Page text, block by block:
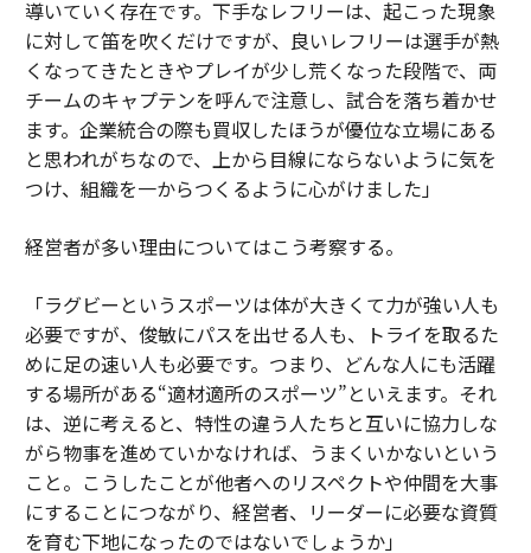
導いていく存在です。下手なレフリーは、起こった現象
に対して笛を吹くだけですが、良いレフリーは選手が熱
くなってきたときやプレイが少し荒くなった段階で、両
チームのキャプテンを呼んで注意し、試合を落ち着かせ
ます。企業統合の際も買収したほうが優位な立場にある
と思われがちなので、上から目線にならないように気を
つけ、組織を一からつくるように心がけました」
経営者が多い理由についてはこう考察する。
「ラグビーというスポーツは体が大きくて力が強い人も
必要ですが、俊敏にパスを出せる人も、トライを取るた
めに足の速い人も必要です。つまり、どんな人にも活躍
する場所がある“適材適所のスポーツ”といえます。それ
は、逆に考えると、特性の違う人たちと互いに協力しな
がら物事を進めていかなければ、うまくいかないという
こと。こうしたことが他者へのリスペクトや仲間を大事
にすることにつながり、経営者、リーダーに必要な資質
を育む下地になったのではないでしょうか」